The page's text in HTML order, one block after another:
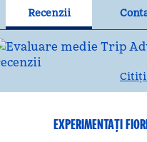
Recenzii
Citiți
EXPERIMENTAȚI